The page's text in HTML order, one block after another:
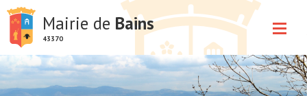
Mairie de Bains
43370